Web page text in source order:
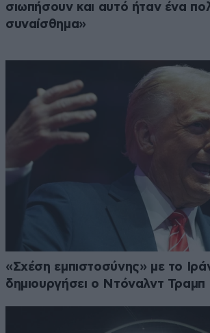
σιωπήσουν και αυτό ήταν ένα
συναίσθημα»
«Σχέση εμπιστοσύνης» με το
δημιουργήσει ο Ντόναλντ Τραμπ